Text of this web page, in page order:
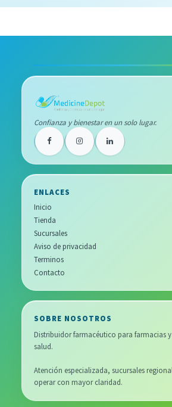
Confianza y bienestar en un solo lugar.
ENLACES
Inicio
Tienda
Sucursales
Aviso de privacidad
Terminos
Contacto
SOBRE NOSOTROS
Distribuidor farmacéutico para farmacias
salud.
Atención especializada, sucursales
operar con mayor claridad.